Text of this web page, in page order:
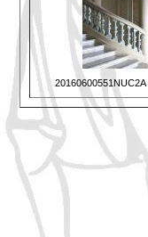
20160600551NUC2A